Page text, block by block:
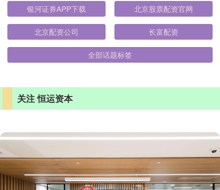
银河证券APP下载 北京股票配资官网
北京配资公司 长富配资
全部话题标签
关注 恒运资本